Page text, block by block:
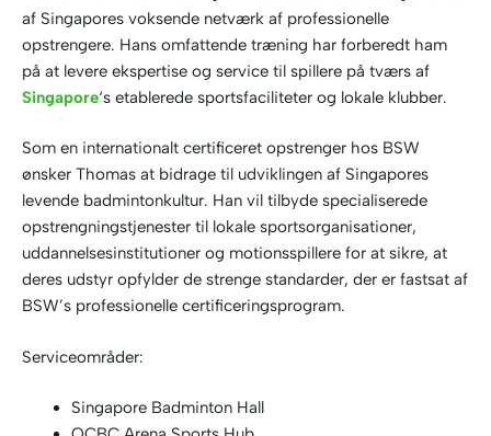
af Singapores voksende netværk af professionelle
opstrengere. Hans omfattende træning har forberedt ham
på at levere ekspertise og service til spillere på tværs af
Singapore‘s etablerede sportsfaciliteter og lokale klubber.
Som en internationalt certificeret opstrenger hos BSW
ønsker Thomas at bidrage til udviklingen af Singapores
levende badmintonkultur. Han vil tilbyde specialiserede
opstrengningstjenester til lokale sportsorganisationer,
uddannelsesinstitutioner og motionsspillere for at sikre, at
deres udstyr opfylder de strenge standarder, der er fastsat af
BSW’s professionelle certificeringsprogram.
Serviceområder:
Singapore Badminton Hall